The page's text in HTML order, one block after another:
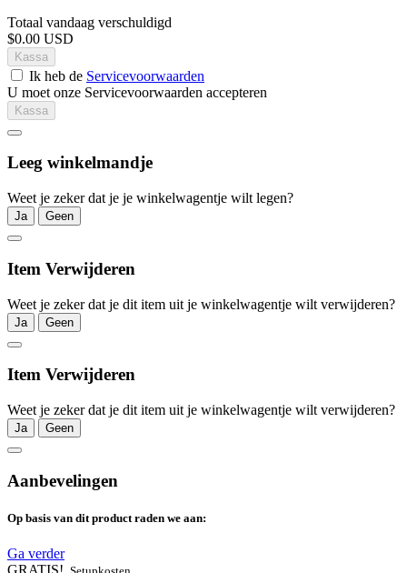
Totaal vandaag verschuldigd
$0.00 USD
Kassa
Ik heb de Servicevoorwaarden
U moet onze Servicevoorwaarden accepteren
Kassa
Leeg winkelmandje
Weet je zeker dat je je winkelwagentje wilt legen?
Ja Geen
Item Verwijderen
Weet je zeker dat je dit item uit je winkelwagentje wilt verwijderen?
Ja Geen
Item Verwijderen
Weet je zeker dat je dit item uit je winkelwagentje wilt verwijderen?
Ja Geen
Aanbevelingen
Op basis van dit product raden we aan:
Ga verder
GRATIS!